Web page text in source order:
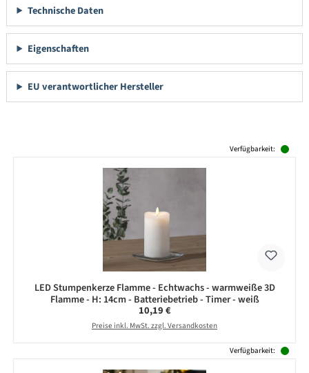
Technische Daten
Eigenschaften
EU verantwortlicher Hersteller
Verfügbarkeit:
LED Stumpenkerze Flamme - Echtwachs - warmweiße 3D
Flamme - H: 14cm - Batteriebetrieb - Timer - weiß
Regulärer Preis:
10,19 €
Preise inkl. MwSt. zzgl. Versandkosten
Verfügbarkeit: